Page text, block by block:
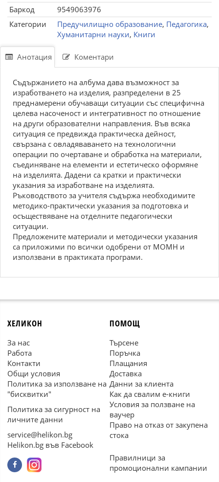
Баркод
9549063976
Категории
Предучилищно образование, Педагогика,
Хуманитарни науки, Книги
Анотация Коментари
Съдържанието на албума дава възможност за
изработването на изделия, разпределени в 25
преднамерени обучаващи ситуации със специфична
целева насоченост и интегративност по отношение
на други образователни направления. Във всяка
ситуация се предвижда практическа дейност,
свързана с овладяваването на технологични
операции по очертаване и обработка на материали,
съединяване на елементи и естетическо оформяне
на изделията. Дадени са кратки и практически
указания за изработване на изделията.
Ръководството за учителя съдържа необходимите
методико-практически указания за подготовка и
осъществяване на отделните педагогически
ситуации.
Предложените материали и методически указания
са приложими по всички одобрени от МОМН и
използвани в практиката програми.
ХЕЛИКОН
За нас
Работа
Контакти
Общи условия
Политика за използване на
"бисквитки"
Политика за сигурност на
личните данни
service@helikon.bg
Helikon.bg във Facebook
ПОМОЩ
Търсене
Поръчка
Плащания
Доставка
Данни за клиента
Как да свалим е-книги
Условия за ползване на
ваучер
Право на отказ от закупена
стока
Правилници за
промоционални кампании